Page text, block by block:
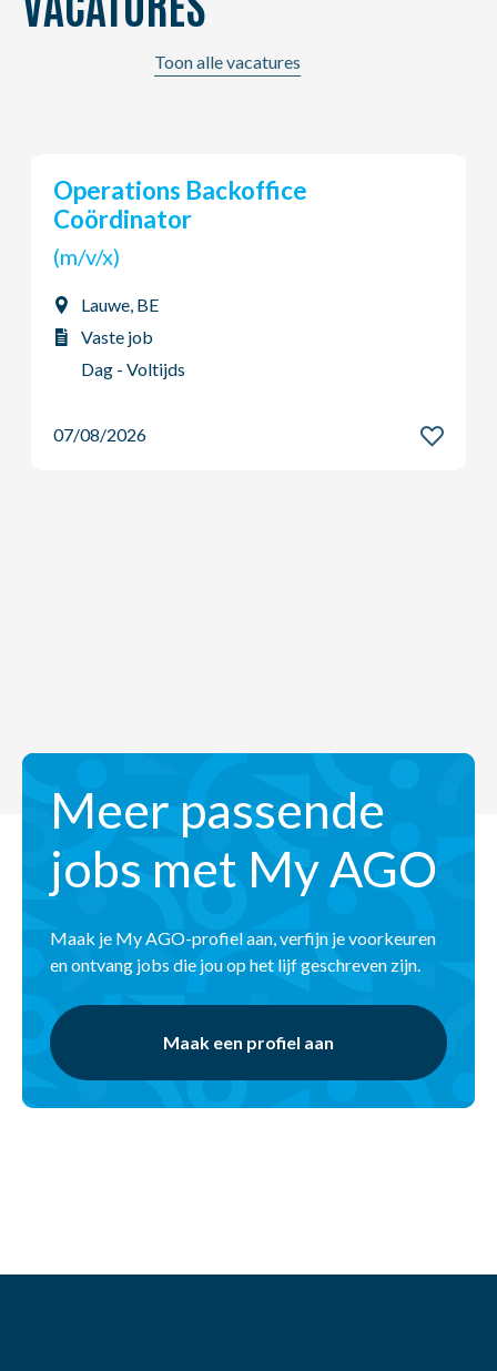
Toon alle vacatures
Young Potential Planner
(m/v/x)
Vaste job
Dag - Voltijds
Meer passende
jobs met My AGO
Maak je My AGO-profiel aan, verfijn je voorkeuren
en ontvang jobs die jou op het lijf geschreven zijn.
Maak een profiel aan